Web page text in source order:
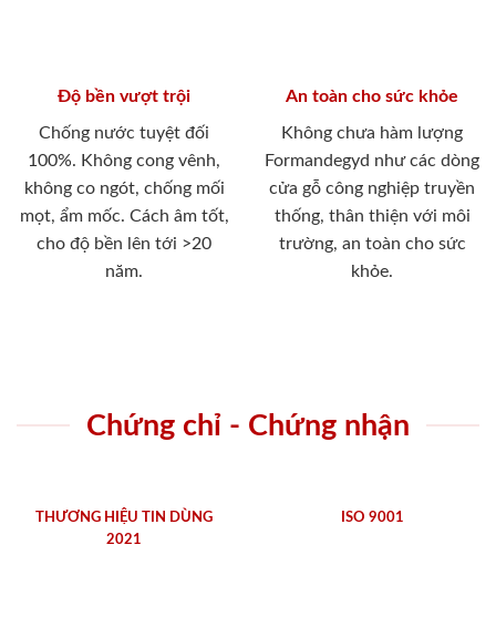
Độ bền vượt trội
Chống nước tuyệt đối
100%. Không cong vênh,
không co ngót, chống mối
mọt, ẩm mốc. Cách âm tốt,
cho độ bền lên tới >20
năm.
An toàn cho sức khỏe
Không chưa hàm lượng
Formandegyd như các dòng
cửa gỗ công nghiệp truyền
thống, thân thiện với môi
trường, an toàn cho sức
khỏe.
Chứng chỉ - Chứng nhận
THƯƠNG HIỆU TIN DÙNG
2021
ISO 9001